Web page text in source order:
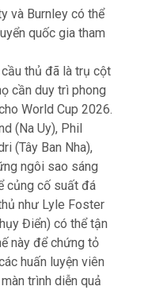
và Burnley có thể
quốc gia tham
thủ đã là trụ cột
cần duy trì phong
World Cup 2026.
(Na Uy), Phil
(Tây Ban Nha),
ngôi sao sáng
củng cố suất đá
như Lyle Foster
Điển) có thể tận
này để chứng tỏ
huấn luyện viên
trình diễn quả